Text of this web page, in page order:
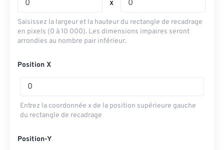
x
Saisissez la largeur et la hauteur du rectangle de recadrage
en pixels (0 à 10 000). Les dimensions impaires seront
arrondies au nombre pair inférieur.
Position X
Entrez la coordonnée x de la position supérieure gauche
du rectangle de recadrage
Position-Y